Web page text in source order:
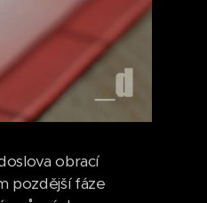
obrací
pozdější fáze